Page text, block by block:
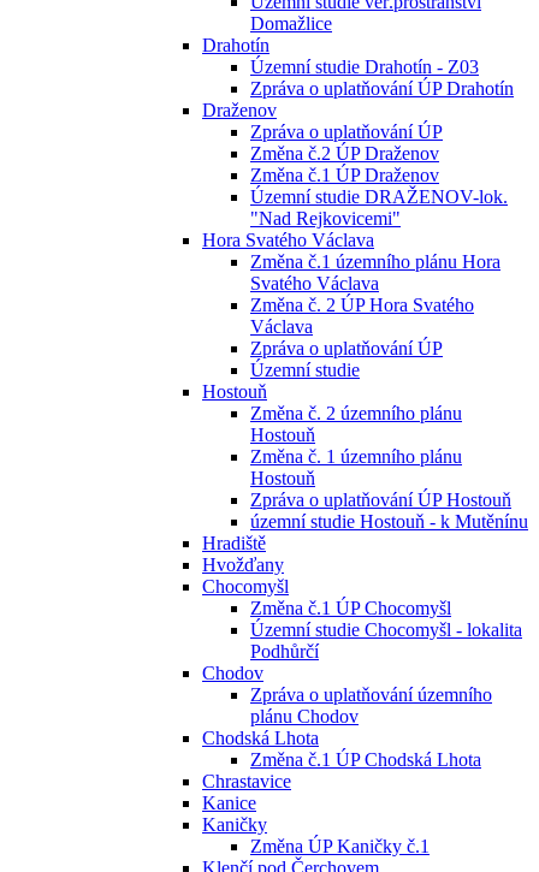
Domažlice
Drahotín
Územní studie Drahotín - Z03
Zpráva o uplatňování ÚP Drahotín
Draženov
Zpráva o uplatňování ÚP
Změna č.2 ÚP Draženov
Změna č.1 ÚP Draženov
Územní studie DRAŽENOV-lok.
"Nad Rejkovicemi"
Hora Svatého Václava
Změna č.1 územního plánu Hora
Svatého Václava
Změna č. 2 ÚP Hora Svatého
Václava
Zpráva o uplatňování ÚP
Územní studie
Hostouň
Změna č. 2 územního plánu
Hostouň
Změna č. 1 územního plánu
Hostouň
Zpráva o uplatňování ÚP Hostouň
územní studie Hostouň - k Mutěnínu
Hradiště
Hvožďany
Chocomyšl
Změna č.1 ÚP Chocomyšl
Územní studie Chocomyšl - lokalita
Podhůrčí
Chodov
Zpráva o uplatňování územního
plánu Chodov
Chodská Lhota
Změna č.1 ÚP Chodská Lhota
Chrastavice
Kanice
Kaničky
Změna ÚP Kaničky č.1
Klenčí pod Čerchovem